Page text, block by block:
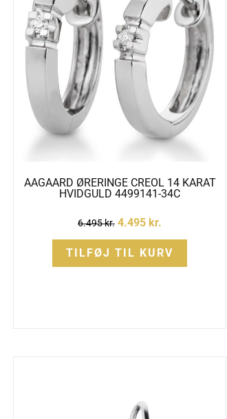
AAGAARD ØRERINGE CREOL 14 KARAT
HVIDGULD 4499141-34C
6.495kr. 4.495 kr.
TILFØJ TIL KURV